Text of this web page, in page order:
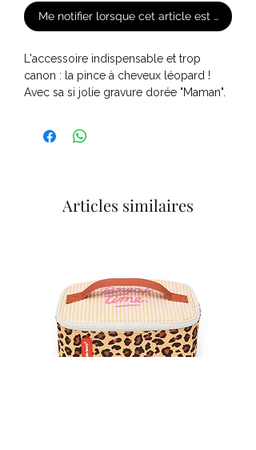
Me notifier lorsque cet article est
L'accessoire indispensable et trop
canon : la pince à cheveux léopard !
Avec sa si jolie gravure dorée "Maman".
Articles similaires